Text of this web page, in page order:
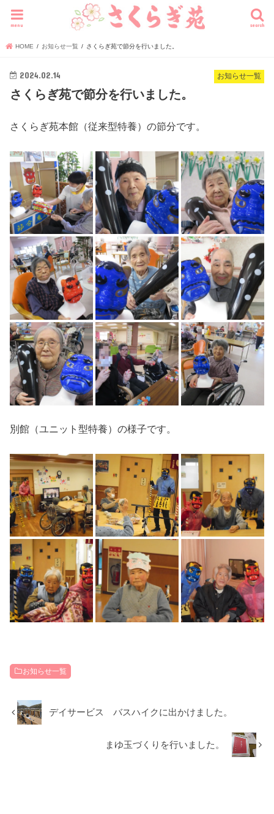
search
menu
HOME お知らせ一覧 さくらぎ苑で節分を行いました。
お知らせ一覧
2024.02.14
さくらぎ苑で節分を行いました。
さくらぎ苑本館（従来型特養）の節分です。
別館（ユニット型特養）の様子です。
お知らせ一覧
デイサービス バスハイクに出かけました。
まゆ玉づくりを行いました。